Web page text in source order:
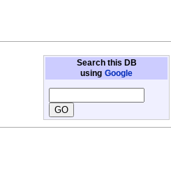
Search this DB
using Google